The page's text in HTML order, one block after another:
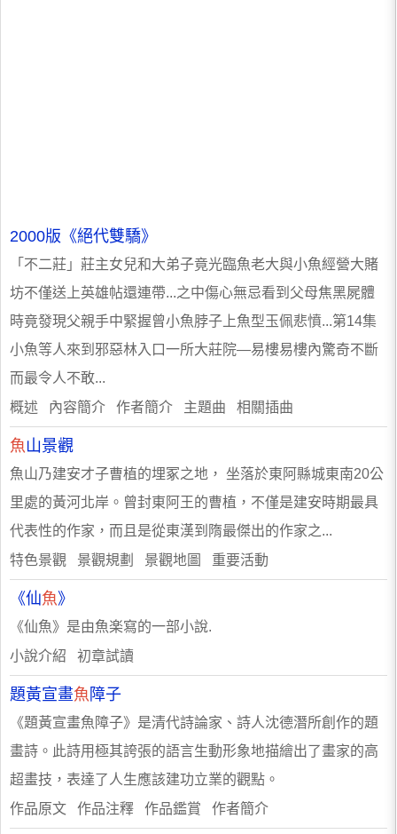
2000版《絕代雙驕》
「不二莊」莊主女兒和大弟子竟光臨魚老大與小魚經營大賭
坊不僅送上英雄帖還連帶...之中傷心無忌看到父母焦黑屍體
時竟發現父親手中緊握曾小魚脖子上魚型玉佩悲憤...第14集
小魚等人來到邪惡林入口一所大莊院—易樓易樓內驚奇不斷
而最令人不敢...
概述 內容簡介 作者簡介 主題曲 相關插曲
魚山景觀
魚山乃建安才子曹植的埋冢之地， 坐落於東阿縣城東南20公
里處的黃河北岸。曾封東阿王的曹植，不僅是建安時期最具
代表性的作家，而且是從東漢到隋最傑出的作家之...
特色景觀 景觀規劃 景觀地圖 重要活動
《仙魚》
《仙魚》是由魚楽寫的一部小說.
小說介紹 初章試讀
題黃宣畫魚 障子
《題黃宣畫魚障子》是清代詩論家、詩人沈德潛所創作的題
畫詩。此詩用極其誇張的語言生動形象地描繪出了畫家的高
超畫技，表達了人生應該建功立業的觀點。
作品原文 作品注釋 作品鑑賞 作者簡介